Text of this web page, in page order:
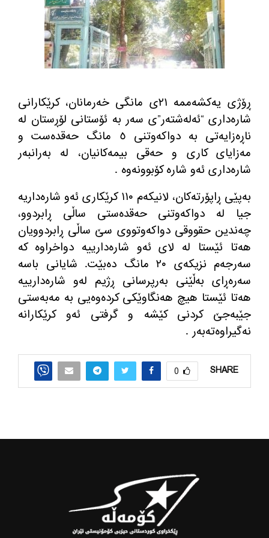
ڕۆژی یه‌كشه‌ممه‌ ٢١ی مانگی خه‌رمانان، كرێكارانی
شاره‌داری “ئه‌له‌شته‌ر”ی سه‌ر به‌ ئۆستانی لۆڕستان له‌
ناڕه‌زایه‌تی به‌ دواكه‌وتنی ٥ مانگ حه‌قده‌ست و
مه‌زایای كاری و حه‌قی بیمه‌كانیان، له‌ به‌رانبه‌ر
شاره‌داری ئه‌و شاره‌ كۆبوونه‌وه‌ .
به‌پێی ڕاپۆرته‌كان، لانیكه‌م ١١٠ كرێكاری ئه‌و شاره‌داریه‌
جیا له‌ دواكه‌وتنی حه‌قده‌ستی ساڵی ڕابردوو،
چه‌ندین حقووقی دواكه‌وتووی سێ ساڵی ڕابردوویان
هه‌تا ئێستا له‌ لای ئه‌و شاره‌دارییه‌ دواخراوه‌‌ كه‌
سه‌رجه‌م نزیكه‌ی ٢٠ مانگ ده‌بێت. شایانی باسه‌
سه‌ره‌ڕای به‌ڵێنی به‌رپرسانی ڕژیم له‌و شاره‌دارییه‌
هه‌تا ئێستا هیچ هه‌نگاوێكی كرده‌وه‌یی به‌ مه‌به‌ستی
جێبه‌جێ كردنی كێشه‌ و گرفتی ئه‌و كرێكارانه‌
نه‌گیراوه‌ته‌به‌ر .
SHARE
0